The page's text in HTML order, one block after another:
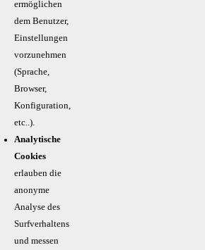
ermöglichen
dem Benutzer,
Einstellungen
vorzunehmen
(Sprache,
Browser,
Konfiguration,
etc..).
Analytische
Cookies
erlauben die
anonyme
Analyse des
Surfverhaltens
und messen